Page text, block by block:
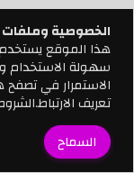
الخصوصية وملفات
هذا الموقع يستخدم
سهولة الاستخدام
الاستمرار في
تعريف
السماح
في النهاية:
إذا كنت تطمح إلى
إلى نتائج ملموسة،
الخبرة في إعداد،
عالية ونبني لك
وتضاعف من تفاعل
دعنا نساعدك في
الخصوصية وملفات
هذا الموقع يستخدم
سهولة الاستخدام
الاستمرار في
تعريف
السماح